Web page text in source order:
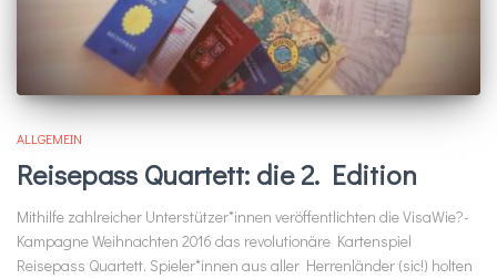
ALLGEMEIN
Reisepass Quartett: die 2. Edition
Mithilfe zahlreicher Unterstützer*innen veröffentlichten die VisaWie?-
Kampagne Weihnachten 2016 das revolutionäre Kartenspiel
Reisepass Quartett. Spieler*innen aus aller Herrenländer (sic!) holten